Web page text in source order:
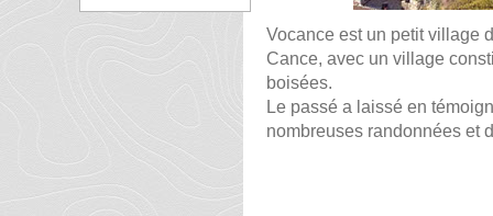
Vocance est un petit village
Cance, avec un village
boisées.
Le passé a laissé en
nombreuses randonnées et